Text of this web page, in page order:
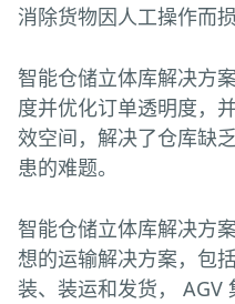
消除货物因人工操作而
智能仓储立体库解决方
度并优化订单透明度，
效空间，解决了仓库缺
患的难题。
智能仓储立体库解决方
想的运输解决方案，包
装、装运和发货， AGV